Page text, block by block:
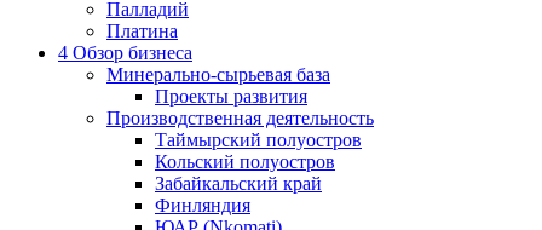
Палладий
Платина
4 Обзор бизнеса
Минерально-сырьевая база
Проекты развития
Производственная деятельность
Таймырский полуостров
Кольский полуостров
Забайкальский край
Финляндия